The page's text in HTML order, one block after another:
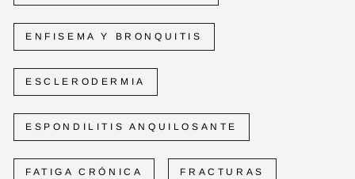
ENFISEMA Y BRONQUITIS
ESCLERODERMIA
ESPONDILITIS ANQUILOSANTE
FATIGA CRÓNICA FRACTURAS